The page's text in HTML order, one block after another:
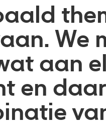
We
aan
en daar